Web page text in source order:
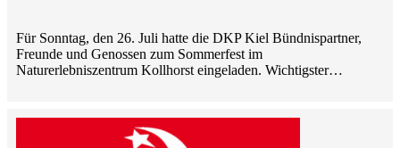
Für Sonntag, den 26. Juli hatte die DKP Kiel Bündnispartner,
Freunde und Genossen zum Sommerfest im
Naturerlebniszentrum Kollhorst eingeladen. Wichtigster…